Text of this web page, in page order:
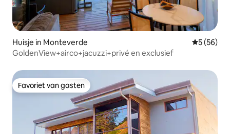
Huisje in Monteverde
5 (56)
GoldenView+airco+jacuzzi+privé en exclusief
Favoriet van gasten
Favoriet van gasten